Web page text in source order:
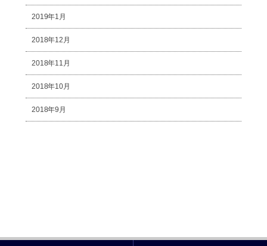
2019年1月
2018年12月
2018年11月
2018年10月
2018年9月